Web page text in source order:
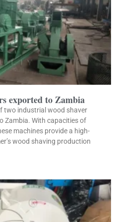
exported to Zambia
two industrial wood shaver
Zambia. With capacities of
machines provide a high-
wood shaving production